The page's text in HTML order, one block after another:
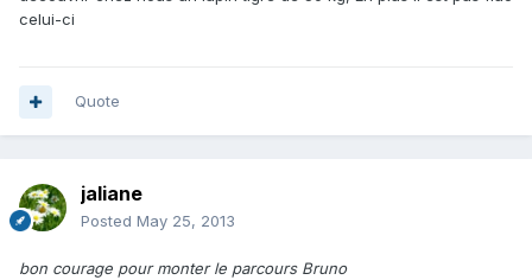
celui-ci
Quote
jaliane
Posted May 25, 2013
bon courage pour monter le parcours Bruno